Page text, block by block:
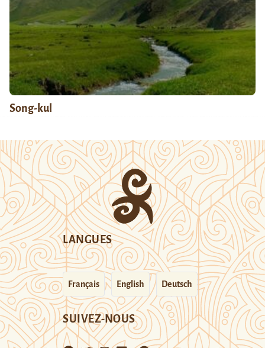
Song-kul
LANGUES
Français English Deutsch
SUIVEZ-NOUS